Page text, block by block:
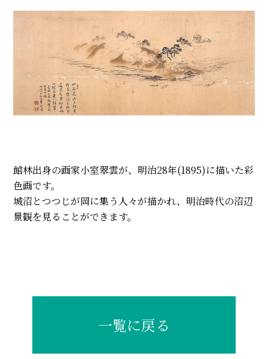
館林出身の画家小室翠雲が、明治28年(1895)に描いた彩
色画です。
城沼とつつじが岡に集う人々が描かれ、明治時代の沼辺
景観を見ることができます。
一覧に戻る